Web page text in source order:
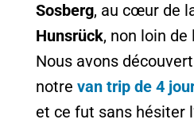
Sosberg, au cœur de
Hunsrück, non loin de
Nous avons
notre van trip de 4
et ce fut sans hésiter